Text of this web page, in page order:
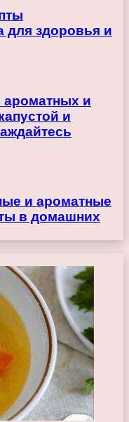
для здоровья и
ароматных и
и
и ароматные
в домашних